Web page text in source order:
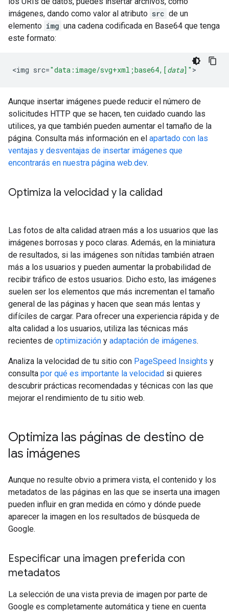
imágenes, dando como valor al atributo src de un
elemento img una cadena codificada en Base64 que tenga
este formato:
<img src="data:image/svg+xml;base64,[data]" >
Aunque insertar imágenes puede reducir el número de
solicitudes HTTP que se hacen, ten cuidado cuando las
utilices, ya que también pueden aumentar el tamaño de la
página. Consulta más información en el apartado con las
ventajas y desventajas de insertar imágenes que
encontrarás en nuestra página web.dev.
Optimiza la velocidad y la calidad
Las fotos de alta calidad atraen más a los usuarios que las
imágenes borrosas y poco claras. Además, en la miniatura
de resultados, si las imágenes son nítidas también atraen
más a los usuarios y pueden aumentar la probabilidad de
recibir tráfico de estos usuarios. Dicho esto, las imágenes
suelen ser los elementos que más incrementan el tamaño
general de las páginas y hacen que sean más lentas y
difíciles de cargar. Para ofrecer una experiencia rápida y de
alta calidad a los usuarios, utiliza las técnicas más
recientes de optimización y adaptación de imágenes.
Analiza la velocidad de tu sitio con PageSpeed Insights y
consulta por qué es importante la velocidad si quieres
descubrir prácticas recomendadas y técnicas con las que
mejorar el rendimiento de tu sitio web.
Optimiza las páginas de destino de
las imágenes
Aunque no resulte obvio a primera vista, el contenido y los
metadatos de las páginas en las que se inserta una imagen
pueden influir en gran medida en cómo y dónde puede
aparecer la imagen en los resultados de búsqueda de
Google.
Especificar una imagen preferida con
metadatos
La selección de una vista previa de imagen por parte de
Google es completamente automática y tiene en cuenta